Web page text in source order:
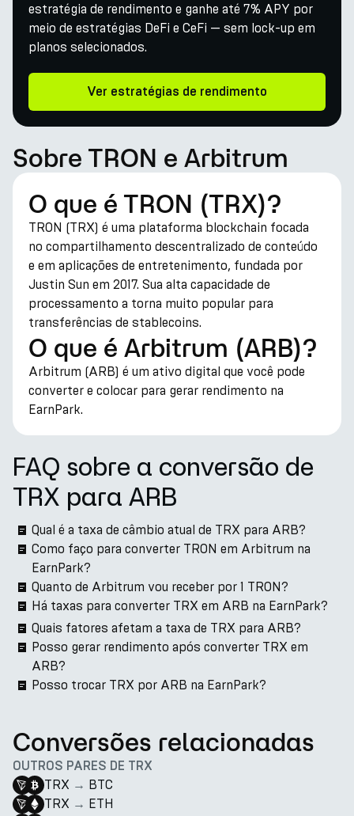
estratégia de rendimento e ganhe até 7% APY por
meio de estratégias DeFi e CeFi — sem lock-up em
planos selecionados.
Ver estratégias de rendimento
Sobre TRON e Arbitrum
O que é TRON (TRX)?
TRON (TRX) é uma plataforma blockchain focada
no compartilhamento descentralizado de conteúdo
e em aplicações de entretenimento, fundada por
Justin Sun em 2017. Sua alta capacidade de
processamento a torna muito popular para
transferências de stablecoins.
O que é Arbitrum (ARB)?
Arbitrum (ARB) é um ativo digital que você pode
converter e colocar para gerar rendimento na
EarnPark.
FAQ sobre a conversão de
TRX para ARB
Qual é a taxa de câmbio atual de TRX para ARB?
Como faço para converter TRON em Arbitrum na
EarnPark?
Quanto de Arbitrum vou receber por 1 TRON?
Há taxas para converter TRX em ARB na EarnPark?
Quais fatores afetam a taxa de TRX para ARB?
Posso gerar rendimento após converter TRX em
ARB?
Posso trocar TRX por ARB na EarnPark?
Conversões relacionadas
OUTROS PARES DE TRX
TRX → BTC
TRX → ETH